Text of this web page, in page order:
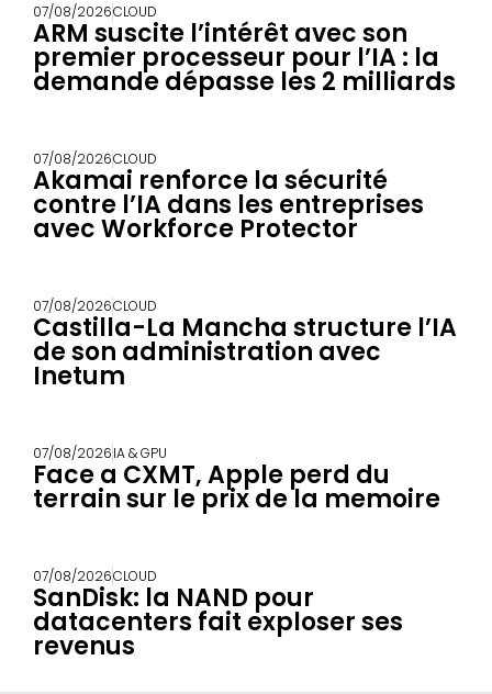
07/08/2026CLOUD
ARM suscite l’intérêt avec son
premier processeur pour l’IA : la
demande dépasse les 2 milliards
07/08/2026CLOUD
Akamai renforce la sécurité
contre l’IA dans les entreprises
avec Workforce Protector
07/08/2026CLOUD
Castilla-La Mancha structure l’IA
de son administration avec
Inetum
07/08/2026IA & GPU
Face a CXMT, Apple perd du
terrain sur le prix de la memoire
07/08/2026CLOUD
SanDisk: la NAND pour
datacenters fait exploser ses
revenus